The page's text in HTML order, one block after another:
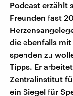
Podcast erzählt
Freunden fast
die ebenfalls
spenden zu
Tipps. Er
Zentralinstitut
ein Siegel für